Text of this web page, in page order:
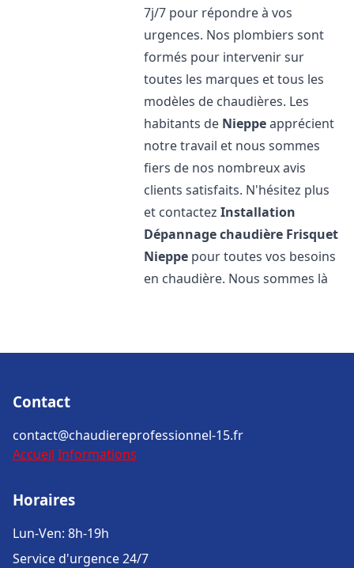
7j/7 pour répondre à vos
urgences. Nos plombiers sont
formés pour intervenir sur
toutes les marques et tous les
modèles de chaudières. Les
habitants de Nieppeapprécient
notre travail et nous sommes
fiers de nos nombreux avis
clients satisfaits. N'hésitez plus
et contactezInstallation
Dépannage chaudière Frisquet
Nieppe pour toutes vos besoins
en chaudière. Nous sommes là
Contact
contact@chaudiereprofessionnel-15.fr
Accueil Informations
Horaires
Lun-Ven: 8h-19h
Service d'urgence 24/7